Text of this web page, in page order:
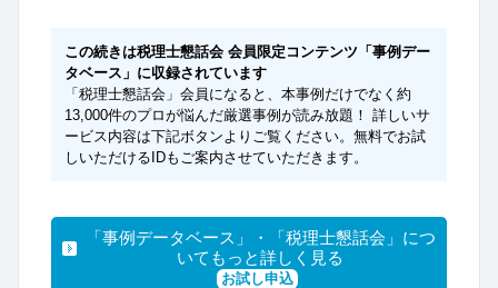
この続きは税理士懇話会 会員限定コンテンツ「事例デー
タベース」に収録されています
「税理士懇話会」会員になると、本事例だけでなく約
13,000件のプロが悩んだ厳選事例が読み放題！ 詳しいサ
ービス内容は下記ボタンよりご覧ください。無料でお試
しいただけるIDもご案内させていただきます。
「事例データベース」・「税理士懇話会」につ
いてもっと詳しく見る
お試し申込